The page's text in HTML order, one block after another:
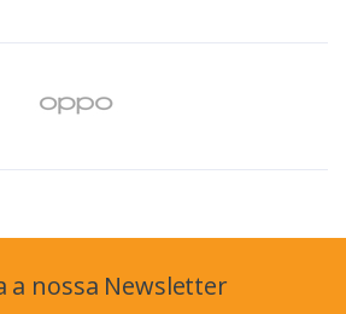
a nossa Newsletter